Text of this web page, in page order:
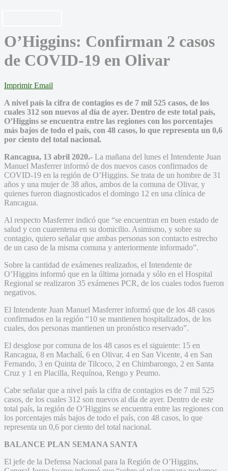
O’Higgins: Confirman 2 casos
de COVID-19 en Olivar
Imprimir Email
A nivel país la cifra de contagios es de 7 mil 525 casos, de los
cuales 312 son nuevos al día de ayer. Dentro de este total país,
O’Higgins se encuentra entre las regiones con los porcentajes
más bajos de todo el país, con 48 casos, lo que representa un 0,6
por ciento del total nacional.
Rancagua, 13 abril 2020.- La mañana del lunes el Intendente Juan
Manuel Masferrer informó de dos nuevos casos confirmados de
COVID-19 en la región de O’Higgins. Se trata de un hombre de 31
años y una mujer de 38 años, ambos de la comuna de Olivar, y
quienes fueron diagnosticados el domingo 12 en una clínica de
Rancagua.
Al respecto Masferrer indicó que “se encuentran en buen estado de
salud y con cuarentena en su domicilio. Asimismo, y sobre su
contagio, quiero señalar que ambas personas son contacto estrecho
de un caso de la misma comuna y anteriormente informado”.
Sobre la cantidad de exámenes realizados, el Intendente de
O’Higgins informó que en la última jornada y sólo en el Hospital
Regional se realizaron 35 exámenes PCR, de los cuales todos fueron
negativos.
El Intendente Juan Manuel Masferrer informó que de los 48 casos
confirmados en la región “10 se mantienen hospitalizados, de los
cuales, dos personas mantienen un pronóstico reservado”.
El desglose por comuna de los 48 casos es el siguiente: 15 en
Rancagua, 8 en Machalí, 6 en Olivar, 4 en San Vicente, 4 en San
Fernando, 3 en Quinta de Tilcoco, 2 en Chimbarongo, 2 en Santa
Cruz y 1 en Placilla, Requínoa, Rengo y Peumo.
Cabe señalar que a nivel país la cifra de contagios es de 7 mil 525
casos, de los cuales 312 son nuevos al día de ayer. Dentro de este
total país, la región de O’Higgins se encuentra entre las regiones con
los porcentajes más bajos de todo el país, con 48 casos, lo que
representa un 0,6 por ciento del total nacional.
BALANCE PLAN SEMANA SANTA
El jefe de la Defensa Nacional para la Región de O’Higgins,